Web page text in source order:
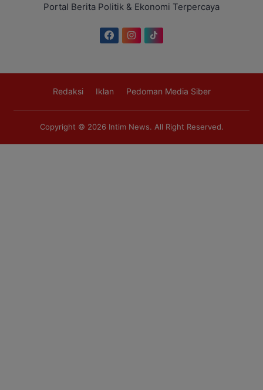
Portal Berita Politik & Ekonomi Terpercaya
Redaksi Iklan Pedoman Media Siber
Copyright © 2026 Intim News. All Right Reserved.